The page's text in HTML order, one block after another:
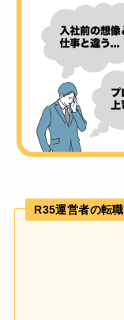
R35運営者の転